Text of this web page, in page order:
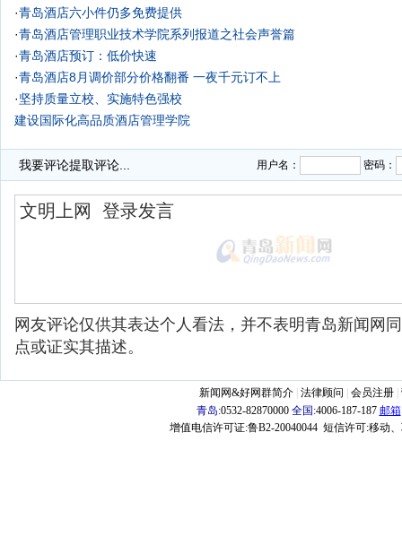
·青岛酒店六小件仍多免费提供
·青岛酒店管理职业技术学院系列报道之社会声誉篇
·青岛酒店预订：低价快速
·青岛酒店8月调价部分价格翻番 一夜千元订不上
·坚持质量立校、实施特色强校
建设国际化高品质酒店管理学院
青岛酒店管理学院高考招生访谈10点正在直播
·
我要评论提取评论... 用户名： 密码：
网友评论仅供其表达个人看法，并不表明青岛新闻网
点或证实其描述。